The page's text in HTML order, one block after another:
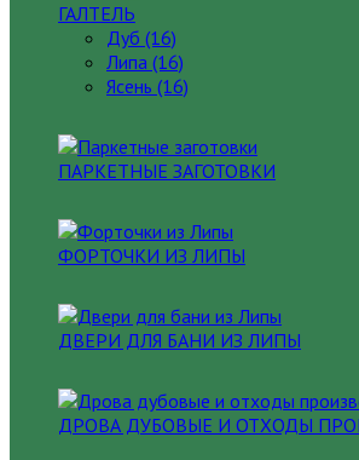
ГАЛТЕЛЬ
Дуб (16)
Липа (16)
Ясень (16)
ПАРКЕТНЫЕ ЗАГОТОВКИ
ФОРТОЧКИ ИЗ ЛИПЫ
ДВЕРИ ДЛЯ БАНИ ИЗ ЛИПЫ
ДРОВА ДУБОВЫЕ И ОТХОДЫ